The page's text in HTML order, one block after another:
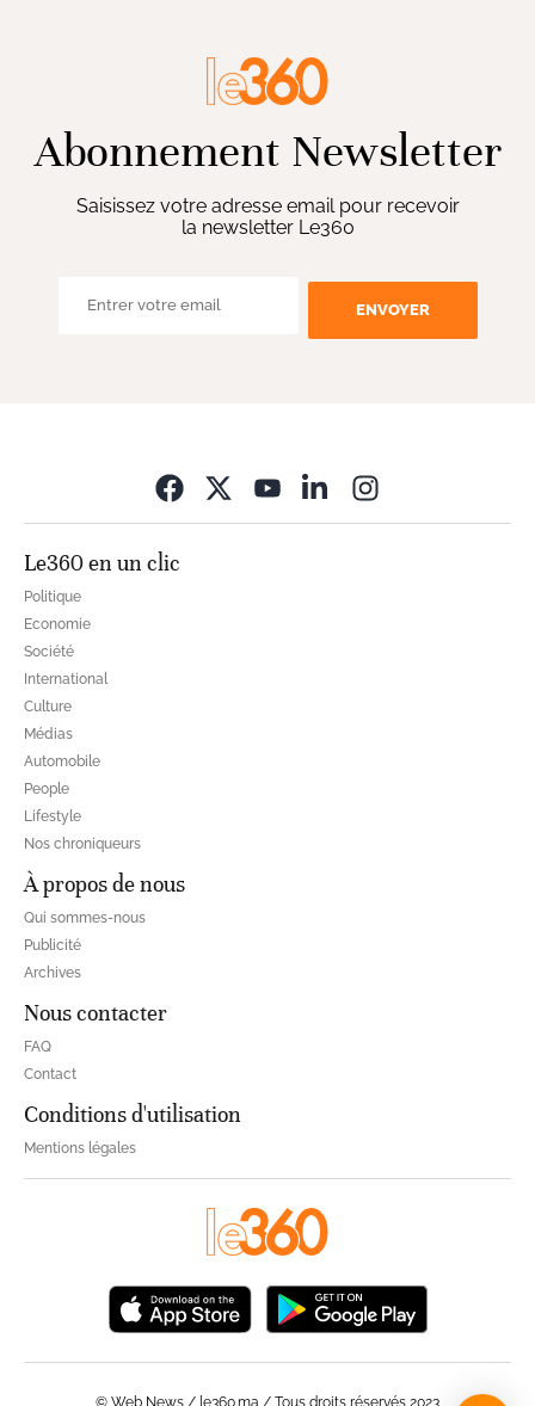
Abonnement Newsletter
Saisissez votre adresse email pour recevoir
la newsletter Le360
ENVOYER
Le360 en un clic
Politique
Economie
Société
International
Culture
Médias
Automobile
People
Lifestyle
Nos chroniqueurs
À propos de nous
Qui sommes-nous
Publicité
Archives
Nous contacter
FAQ
Contact
Conditions d'utilisation
Mentions légales